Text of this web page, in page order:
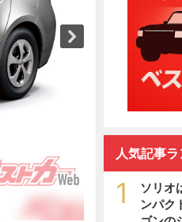
人気記事
1
ソリオ
ンパク